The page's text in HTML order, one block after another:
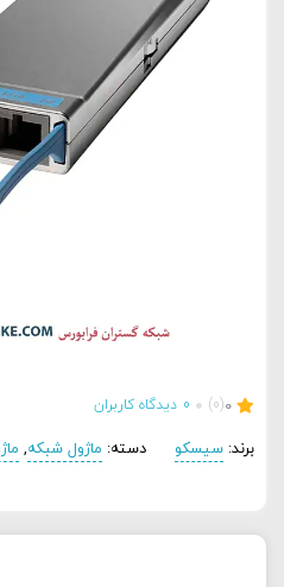
0
(0)
0 دیدگاه کاربران
برند: سیسکو دسته: ماژول شبکه,